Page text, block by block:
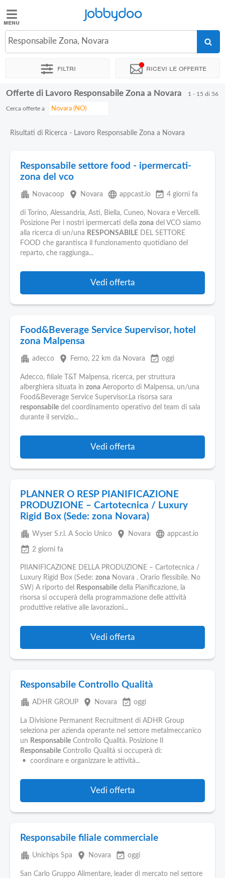
Jobbydoo
Offerte
Stipendi
Elenco
Pubblica
Offerte
Jobbydoo
Responsabile Zona, Novara
Filtri Ricevi le offerte
Offerte di Lavoro Responsabile Zona a Novara 1 - 15 di 56
Cerca offerte a
Risultati di Ricerca - Lavoro Responsabile Zona a Novara
Responsabile settore food - ipermercati-
zona del vco
apartment Novacoop place Novara language appcast.io event_available 4 giorni fa
di Torino, Alessandria, Asti, Biella, Cuneo, Novara e Vercelli.
Posizione Per i nostri ipermercati della zona del VCO siamo
alla ricerca di un/una RESPONSABILE DEL SETTORE
FOOD che garantisca il funzionamento quotidiano del
reparto, che raggiunga...
Vedi offerta
Food&Beverage Service Supervisor, hotel
zona Malpensa
apartment adecco place Ferno, 22 km da Novara event_available oggi
Adecco, filiale T&T Malpensa, ricerca, per struttura
alberghiera situata in zona Aeroporto di Malpensa, un/una
Food&Beverage Service Supervisor.La risorsa sara
responsabile del coordinamento operativo del team di sala
durante il servizio...
Vedi offerta
PLANNER O RESP PIANIFICAZIONE
PRODUZIONE – Cartotecnica / Luxury
Rigid Box (Sede: zona Novara)
apartment Wyser S.r.l. A Socio Unico place Novara language appcast.io
event_available 2 giorni fa
PIIANIFICAZIONE DELLA PRODUZIONE – Cartotecnica /
Luxury Rigid Box (Sede: zona Novara . Orario flessibile. No
SW) A riporto del
Responsabile della Pianificazione, la
risorsa si occuperà della programmazione delle attività
produttive relative alle lavorazioni...
Vedi offerta
Responsabile Controllo Qualità
apartment ADHR GROUP place Novara event_available oggi
La Divisione Permanent Recruitment di ADHR Group
seleziona per azienda operante nel settore metalmeccanico
un Responsabile Controllo Qualità. Posizione Il
Responsabile Controllo Qualità si occuperà di:
• coordinare e organizzare le attività...
Vedi offerta
Responsabile filiale commerciale
apartment Unichips Spa place Novara event_available oggi
San Carlo Gruppo Alimentare, leader di mercato nel settore